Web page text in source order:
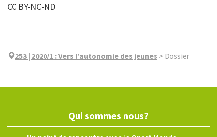
CC BY-NC-ND
253 | 2020/1 :Vers l’autonomie des jeunes > Dossier
Qui sommes nous?